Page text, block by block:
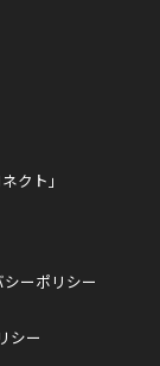
クト」
ーポリシー
シー